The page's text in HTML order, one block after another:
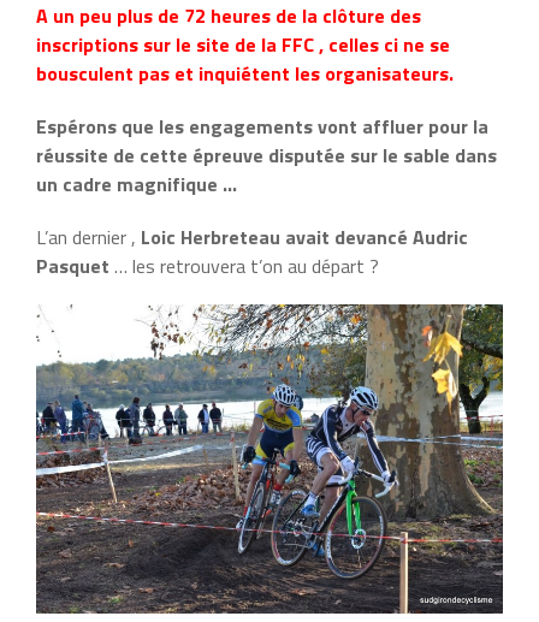
A un peu plus de 72 heures de la clôture des
inscriptions sur le site de la FFC , celles ci ne se
bousculent pas et inquiétent les organisateurs.
Espérons que les engagements vont affluer pour la
réussite de cette épreuve disputée sur le sable dans
un cadre magnifique …
L’an dernier , Loic Herbreteau avait devancé Audric
Pasquet … les retrouvera t’on au départ ?